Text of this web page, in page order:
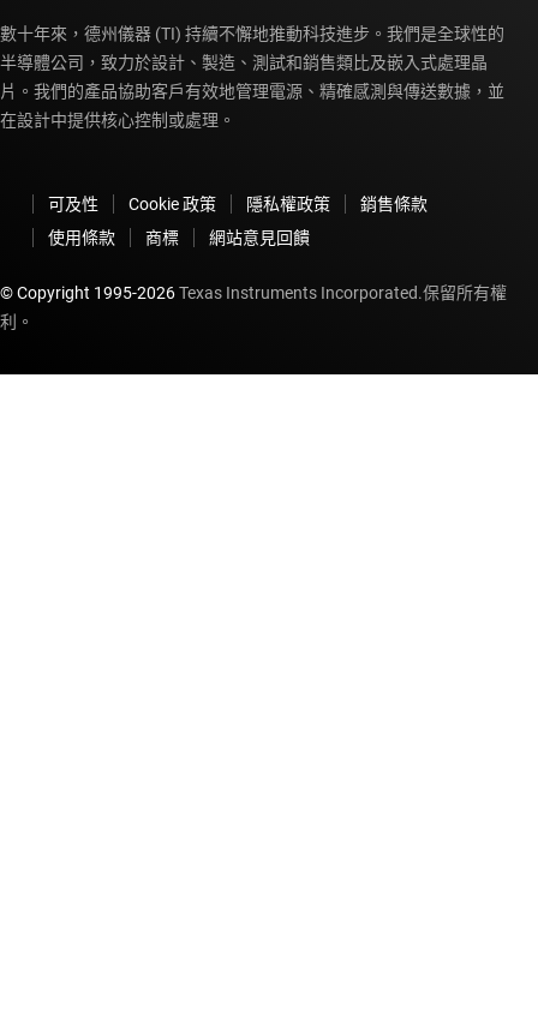
數十年來，德州儀器 (TI) 持續不懈地推動科技進步。我們是全球性的
半導體公司，致力於設計、製造、測試和銷售類比及嵌入式處理晶
片。我們的產品協助客戶有效地管理電源、精確感測與傳送數據，並
在設計中提供核心控制或處理。
可及性 Cookie 政策 隱私權政策
銷售條款
使用條款
商標 網站意見回饋
© Copyright 1995-2026Texas Instruments Incorporated.保留所有權
利。